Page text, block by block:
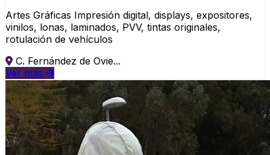
Artes Gráficas Impresión digital, displays, expositores,
vinilos, lonas, laminados, PVV, tintas originales,
rotulación de vehículos
C. Fernández de Ovie...
Ver más